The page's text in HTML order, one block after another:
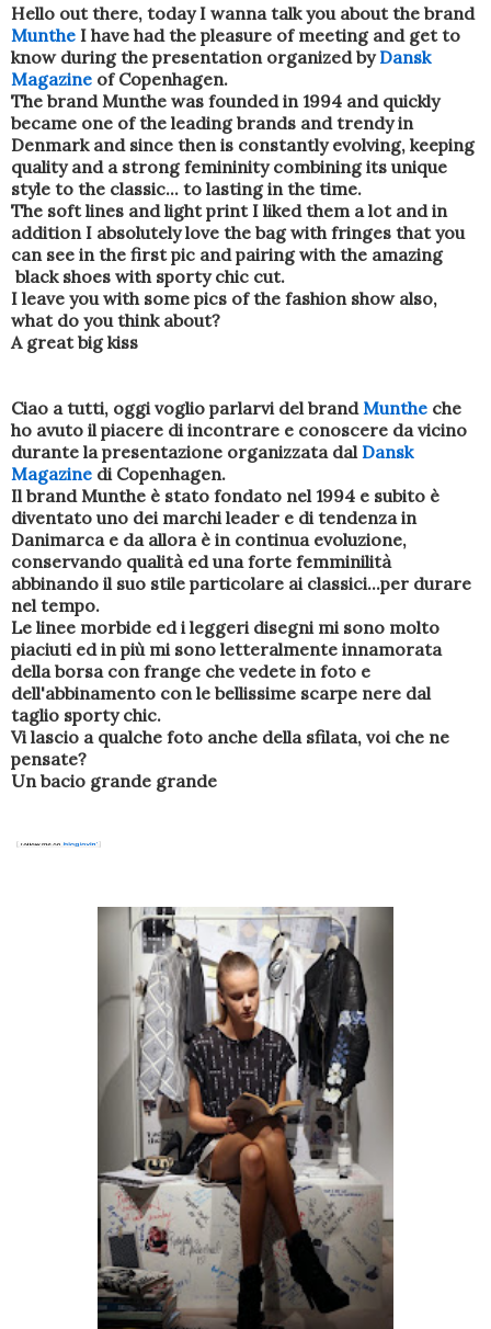
Hello out there, today I wanna talk you about the brand
Munthe I have had the pleasure of meeting and get to
know during the presentation organized byDansk
Magazine of Copenhagen.
The brand Munthe was founded in 1994 and quickly
became one of the leading brands and trendy in
Denmark and since then is constantly evolving, keeping
quality and a strong femininity combining its unique
style to the classic... to lasting in the time.
The soft lines and light print I liked them a lot and in
addition I absolutely love the bag with fringes that you
can see in the first pic and pairing with the amazing
black shoes with sporty chic cut.
I leave you with some pics of the fashion show also,
what do you think about?
A great big kiss
Ciao a tutti, oggi voglio parlarvi del brand Munthe che
ho avuto il piacere di incontrare e conoscere da vicino
durante la presentazione organizzata dal Dansk
Magazine di Copenhagen.
Il brand Munthe è stato fondato nel 1994 e subito è
diventato uno dei marchi leader e di tendenza in
Danimarca e da allora è in continua evoluzione,
conservando qualità ed una forte femminilità
abbinando il suo stile particolare ai classici...per durare
nel tempo.
Le linee morbide ed i leggeri disegni mi sono molto
piaciuti ed in più mi sono letteralmente innamorata
della borsa con frange che vedete in foto e
dell'abbinamento con le bellissime scarpe nere dal
taglio sporty chic.
Vi lascio a qualche foto anche della sfilata, voi che ne
pensate?
Un bacio grande grande